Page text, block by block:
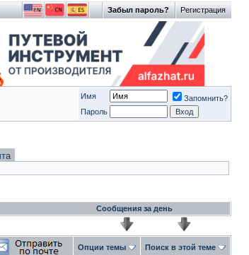
Регистрация
Забыл пароль?
Имя
Запомнить?
Пароль
Сообщения за день
Опции темы Поиск в этой теме